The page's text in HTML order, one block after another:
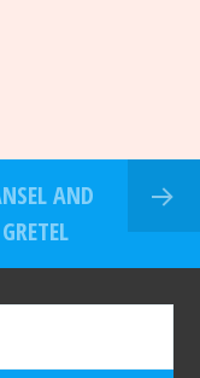
AND
GRETEL